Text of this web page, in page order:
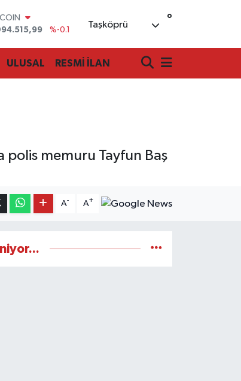
%-0.1
%0.18
Taşköprü °
ULUSAL RESMİ İLAN
polis memuru Tayfun Baş
A- A+